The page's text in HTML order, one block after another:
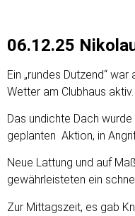
06.12.25
Ein „rundes Dutzend“
Wetter am Clubhaus aktiv.
Das undichte Dach
geplanten Aktion, in
Neue Lattung und auf
gewährleisteten ein
Zur Mittagszeit, es gab